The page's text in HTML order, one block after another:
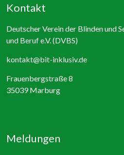
Kontakt
Deutscher Verein der Blinden und
und Beruf e.V. (DVBS)
kontakt@bit-inklusiv.de
Frauenbergstraße 8
35039 Marburg
Meldungen